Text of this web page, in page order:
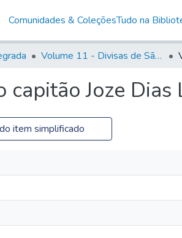
Comunidades & ColeçõesTudo na
Volume 11 - Divisas de São Paulo e Minas Gerais
Joze Dias
item simplificado